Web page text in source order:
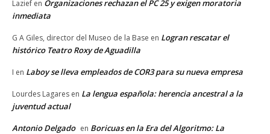
Lazief en Organizaciones rechazan el PC 25 y exigen moratoria
inmediata
G A Giles, director del Museo de la Base en Logran rescatar el
histórico Teatro Roxy de Aguadilla
I en Laboy se lleva empleados de COR3 para su nueva empresa
Lourdes Lagares en La lengua española: herencia ancestral a la
juventud actual
Antonio Delgado en Boricuas en la Era del Algoritmo: La